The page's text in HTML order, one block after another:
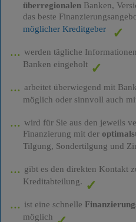
überregionalenBanken,
das beste
möglicher Kreditgeber
werden tägliche
Banken eingeholt
arbeitet überwiegend mit
möglich oder sinnvoll auch
wird für Sie aus den jeweils
Finanzierung mit der
Tilgung, Sondertilgung und
gibt es den direkten Kontakt
Kreditabteilung.
ist eine schnelle
möglich